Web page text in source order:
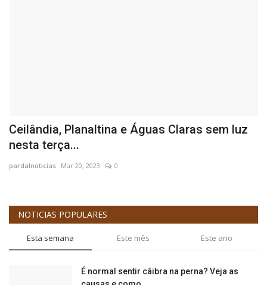
Ceilândia, Planaltina e Águas Claras sem luz
nesta terça...
pardalnoticias Mar 20, 2023 0
NOTICIAS POPULARES
Esta semana Este mês Este ano
É normal sentir cãibra na perna? Veja as